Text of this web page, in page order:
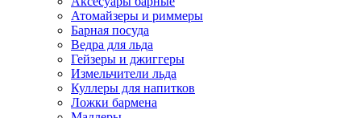
Атомайзеры и риммеры
Барная посуда
Ведра для льда
Гейзеры и джиггеры
Измельчители льда
Куллеры для напитков
Ложки бармена